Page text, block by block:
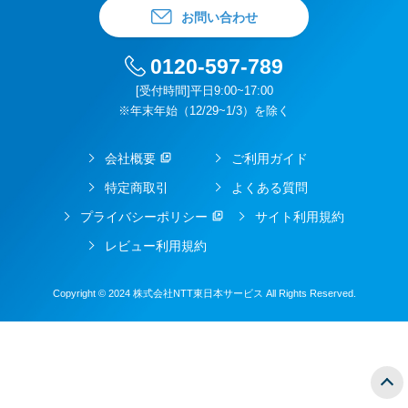
お問い合わせ
0120-597-789
[受付時間]平日9:00~17:00
※年末年始（12/29~1/3）を除く
会社概要
ご利用ガイド
特定商取引
よくある質問
プライバシーポリシー
サイト利用規約
レビュー利用規約
Copyright © 2024 株式会社NTT東日本サービス All Rights Reserved.